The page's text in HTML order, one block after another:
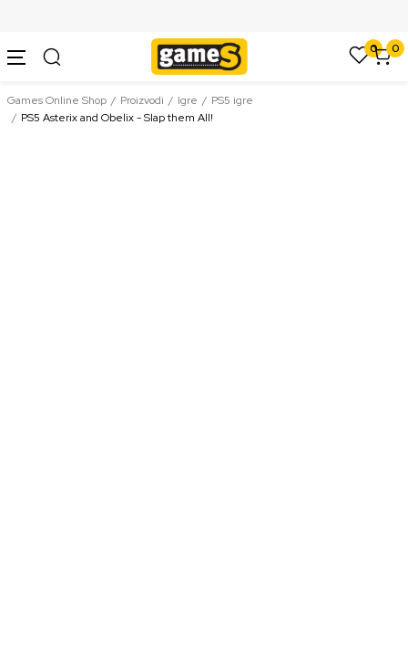
0 0
Games Online Shop Proizvodi Igre
PS5 igre
PS5 Asterix and Obelix - Slap them All!